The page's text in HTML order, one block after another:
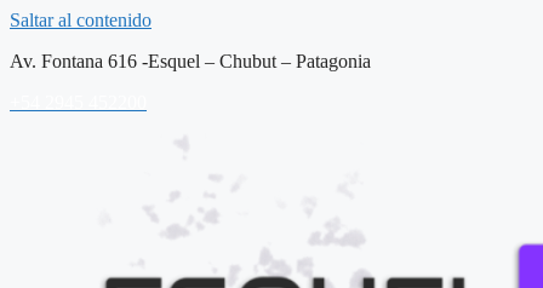
Saltar al contenido
Av. Fontana 616 -Esquel – Chubut – Patagonia